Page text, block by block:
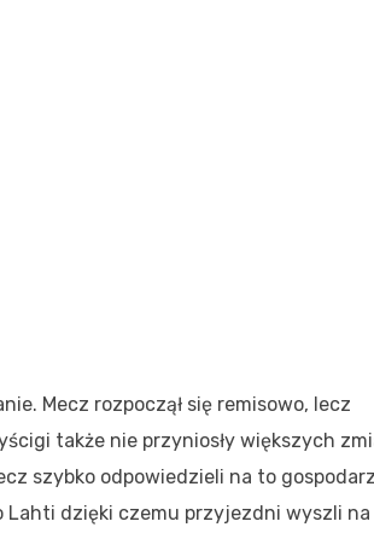
Mecz rozpoczął się remisowo, lecz
także nie przyniosły większych
szybko odpowiedzieli na to
Lahti dzięki czemu przyjezdni wyszli na